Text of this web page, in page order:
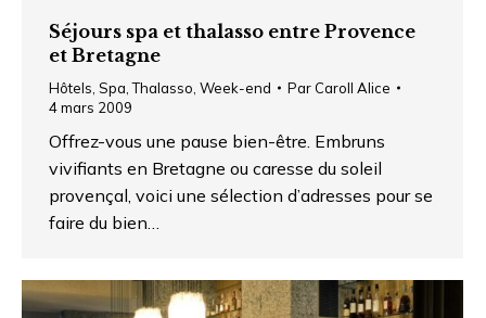
Séjours spa et thalasso entre Provence
et Bretagne
Hôtels Spa ,Thalasso Week-end Par Caroll Alice
4 mars 2009
Offrez-vous une pause bien-être. Embruns
vivifiants en Bretagne ou caresse du soleil
provençal, voici une sélection d’adresses pour se
faire du bien…